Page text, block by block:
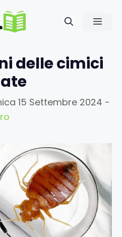
delle cimici
15 Settembre 2024 -